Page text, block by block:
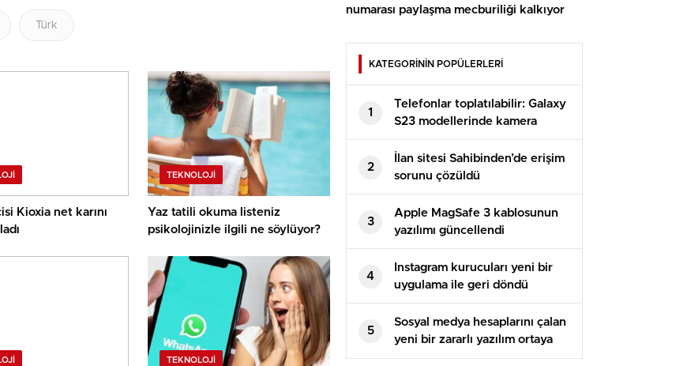
Türk
Kioxia net karını
TEKNOLOJI
Yaz tatili okuma listeniz
psikolojinizle ilgili ne söylüyor?
TEKNOLOJI
numarası paylaşma mecburiliği kalkıyor
KATEGORİNİN POPÜLERLERİ
1
Telefonlar toplatılabilir: Galaxy
S23 modellerinde kamera
sorunu var
2
İlan sitesi Sahibinden’de erişim
sorunu çözüldü
3
Apple MagSafe 3 kablosunun
yazılımı güncellendi
4
Instagram kurucuları yeni bir
uygulama ile geri döndü
5
Sosyal medya hesaplarını çalan
yeni bir zararlı yazılım ortaya
çıktı